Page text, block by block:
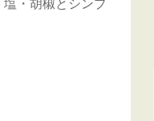
・胡椒とシンプ